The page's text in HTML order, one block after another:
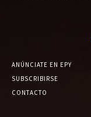
ANÚNCIATE EN EPY
SUBSCRIBIRSE
CONTACTO